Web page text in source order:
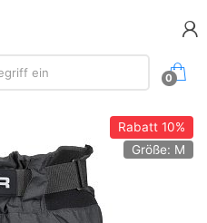
ein
0
Rabatt10%
Größe: M